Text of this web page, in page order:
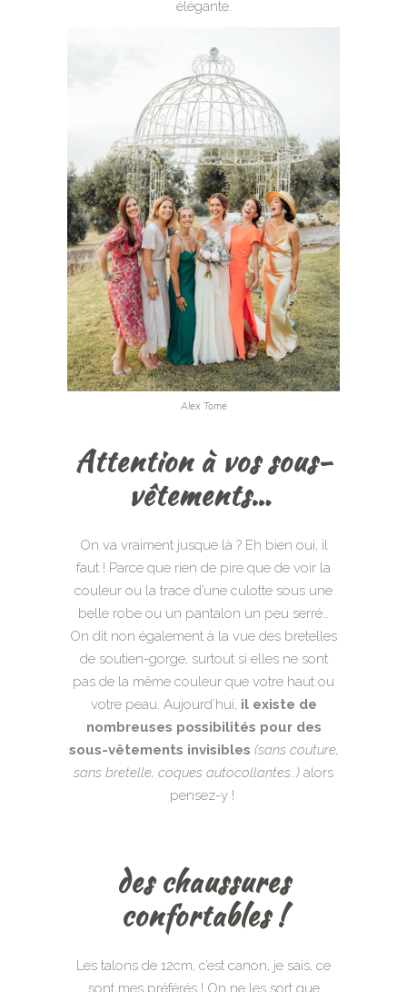
élégante.
Alex Tome
Attention à vos sous-
vêtements…
On va vraiment jusque là ? Eh bien oui, il
faut ! Parce que rien de pire que de voir la
couleur ou la trace d’une culotte sous une
belle robe ou un pantalon un peu serré…
On dit non également à la vue des bretelles
de soutien-gorge, surtout si elles ne sont
pas de la même couleur que votre haut ou
votre peau. Aujourd’hui, il existe de
nombreuses possibilités pour des
sous-vêtements invisibles (sans couture,
sans bretelle, coques autocollantes…) alors
pensez-y !
des chaussures
confortables !
Les talons de 12cm, c’est canon, je sais, ce
sont mes préférés ! On ne les sort que